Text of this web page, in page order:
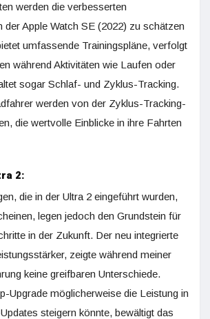
werden die verbesserten
der Apple Watch SE (2022) zu schätzen
umfassende Trainingspläne, verfolgt
während Aktivitäten wie Laufen oder
sogar Schlaf- und Zyklus-Tracking.
werden von der Zyklus-Tracking-
die wertvolle Einblicke in ihre Fahrten
2:
die in der Ultra 2 eingeführt wurden,
legen jedoch den Grundstein für
in der Zukunft. Der neu integrierte
zeigte während meiner
keine greifbaren Unterschiede.
Upgrade möglicherweise die Leistung in
steigern könnte, bewältigt das